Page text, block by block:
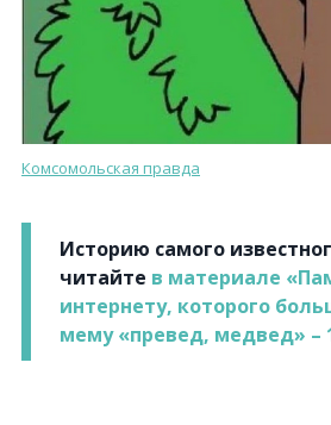
Комсомольская правда
Историю самого
читайте в материале
интернету, которого
мему «превед, медвед» –